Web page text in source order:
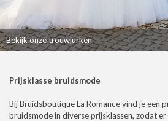
Bekijk onze trouwjurken
Prijsklasse bruidsmode
Bij Bruidsboutique La Romance vind je een
bruidsmode in diverse prijsklassen, zodat